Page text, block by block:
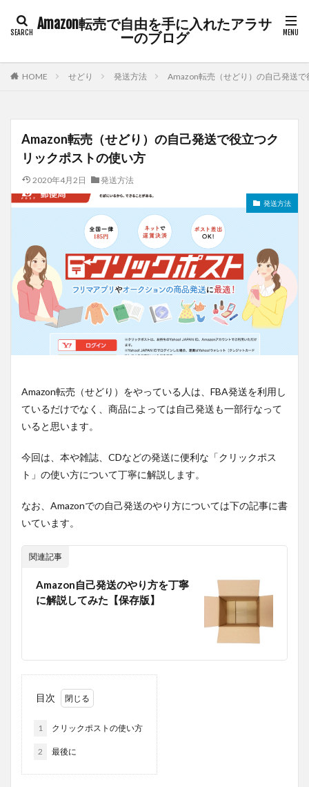
Amazon転売で自由を手に入れたアラサ
ーのブログ
HOME せどり 発送方法 Amazon転売（せどり）の自己発送
Amazon転売（せどり）の自己発送で役立つク
リックポストの使い方
2020年4月2日 発送方法
発送方法
Amazon転売（せどり）をやっている人は、FBA発送を利用し
ているだけでなく、商品によっては自己発送も一部行なって
いると思います。
今回は、本や雑誌、CDなどの発送に便利な「クリックポス
ト」の使い方について丁寧に解説します。
なお、Amazonでの自己発送のやり方については下の記事に書
いています。
関連記事
Amazon自己発送のやり方を丁寧
に解説してみた【保存版】
目次
1 クリックポストの使い方
2 最後に